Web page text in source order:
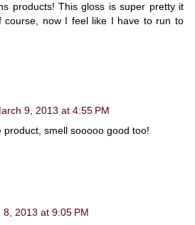
products! This gloss is super pretty it
course, now I feel like I have to run to
9, 2013 at 4:55 PM
product, smell sooooo good too!
8, 2013 at 9:05 PM